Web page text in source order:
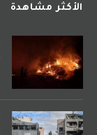
الأكثر مشاهدة